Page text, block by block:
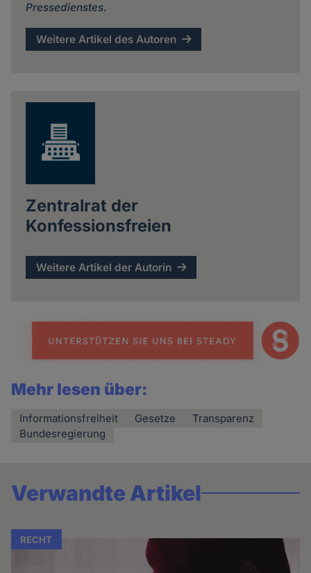
Pressedienstes.
Weitere Artikel des Autoren
Zentralrat der
Konfessionsfreien
Weitere Artikel der Autorin
Mehr lesen über:
Informationsfreiheit Gesetze
Transparenz
Bundesregierung
Verwandte Artikel
RECHT